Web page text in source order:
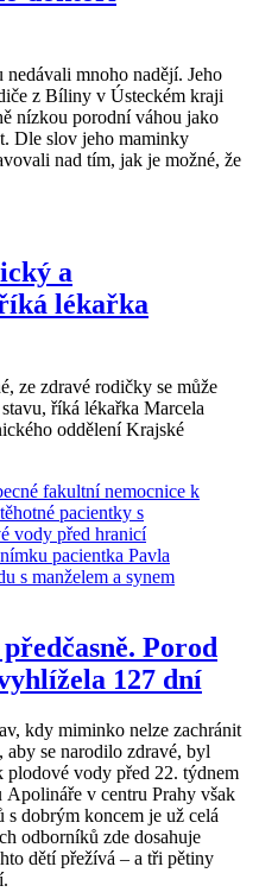
mnoho nadějí. Jeho
z Bíliny v Ústeckém kraji
nízkou porodní váhou jako
Dle slov jeho maminky
nad tím, jak je možné, že
a
lékařka
ze zdravé rodičky se může
říká lékařka Marcela
oddělení Krajské
Porod
127 dní
kdy miminko nelze zachránit
aby se narodilo zdravé, byl
plodové vody před 22. týdnem
Apolináře v centru Prahy však
dobrým koncem je už celá
odborníků zde dosahuje
dětí přežívá – a tři pětiny